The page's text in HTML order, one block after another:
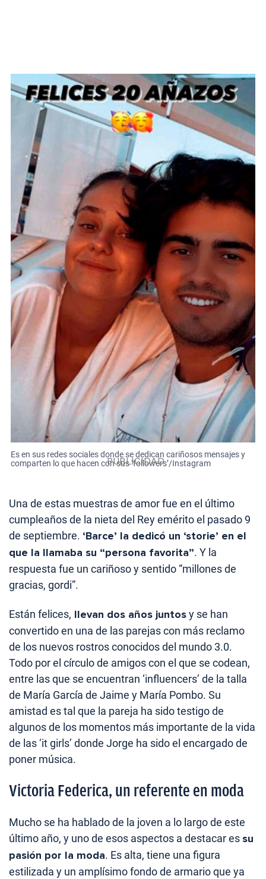
Es en sus redes sociales donde se dedican cariñosos mensajes y
comparten lo que hacen con sus ‘followers’/Instagram
Una de estas muestras de amor fue en el último
cumpleaños de la nieta del Rey emérito el pasado 9
de septiembre. ‘Barce’ la dedicó un ‘storie’ en el
que la llamaba su “persona favorita”. Y la
respuesta fue un cariñoso y sentido “millones de
gracias, gordi”.
Están felices, llevan dos años juntosy se han
convertido en una de las parejas con más reclamo
de los nuevos rostros conocidos del mundo 3.0.
Todo por el círculo de amigos con el que se codean,
entre las que se encuentran ‘influencers’ de la talla
de María García de Jaime y María Pombo. Su
amistad es tal que la pareja ha sido testigo de
algunos de los momentos más importante de la vida
de las ‘it girls’ donde Jorge ha sido el encargado de
poner música.
Victoria Federica, un referente en moda
Mucho se ha hablado de la joven a lo largo de este
último año, y uno de esos aspectos a destacar es su
pasión por la moda. Es alta, tiene una figura
estilizada y un amplísimo fondo de armario que ya